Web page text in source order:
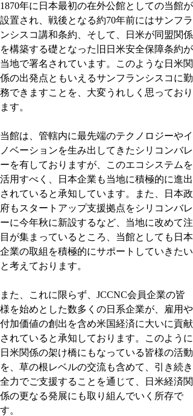
1870年に日本最初の在外公館としての当館が
設置され、戦後となる約70年前にはサンフラ
ンシスコ講和条約、そして、日米が同盟関係
を構築する礎となった旧日米安全保障条約が
当地で署名されています。このような日米関
係の出発点ともいえるサンフランシスコに勤
務できますことを、大変うれしく思っており
ます。
当館は、管轄内に最先端のテクノロジーやイ
ノベーションを生み出してきたシリコンバレ
ーを有しておりますが、このエコシステムを
活用すべく、日本企業も当地に積極的に進出
されていると承知しています。また、日本政
府もスタートアップ支援拠点をシリコンバレ
ーに今年秋に新設するなど、当地に改めて注
目が集まっているところ、当館としても日本
企業の取組を積極的にサポートしていきたい
と考えております。
また、これに限らず、JCCNC会員企業の皆
様を始めとした数多くの日系企業が、雇用や
付加価値の創出を含め米国経済に大いに貢献
されていると承知しております。このように
日米関係の架け橋にもなっている皆様の活動
を、草の根レベルの交流も含めて、引き続き
全力でご支援することを通じて、日米経済関
係の更なる発展にも取り組んでいく所存で
す。